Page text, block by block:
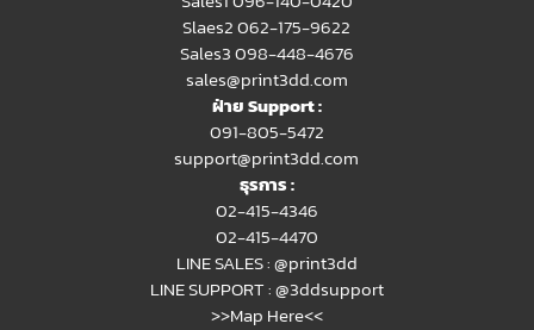
Slaes2062-175-9622
Sales3 098-448-4676
sales@print3dd.com
ฝ่าย Support :
091-805-5472
support@print3dd.com
ธุรการ :
02-415-4346
02-415-4470
LINE SALES :@print3dd
LINE SUPPORT :@3ddsupport
>>Map Here<<